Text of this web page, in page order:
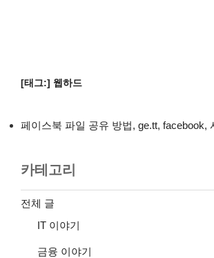
[태그:] 웹하드
페이스북 파일 공유 방법, ge.tt, facebook,
카테고리
전체 글
IT 이야기
금융 이야기